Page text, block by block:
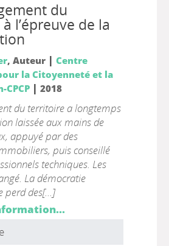
du
l’épreuve de la
, Auteur | Centre
la Citoyenneté et la
| 2018
du territoire a longtemps
laissée aux mains de
appuyé par des
puis conseillé
techniques. Les
La démocratie
perd des[...]